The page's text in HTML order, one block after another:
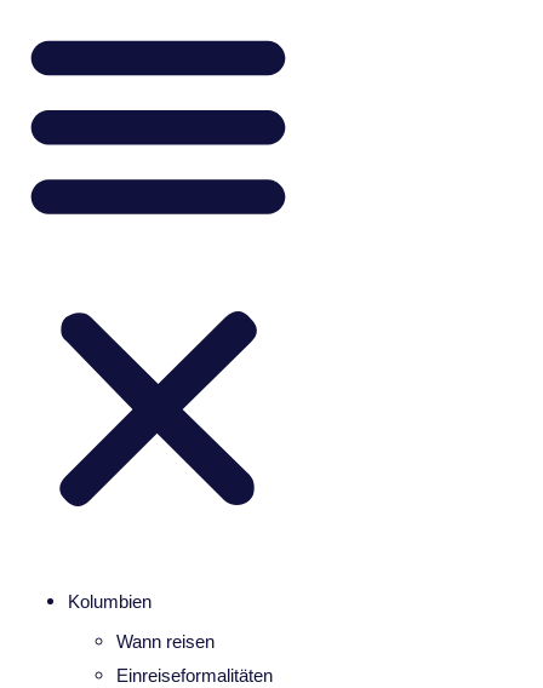
Kolumbien
Wann reisen
Einreiseformalitäten